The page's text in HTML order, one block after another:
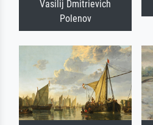
Vasilij Dmitrievich
Polenov